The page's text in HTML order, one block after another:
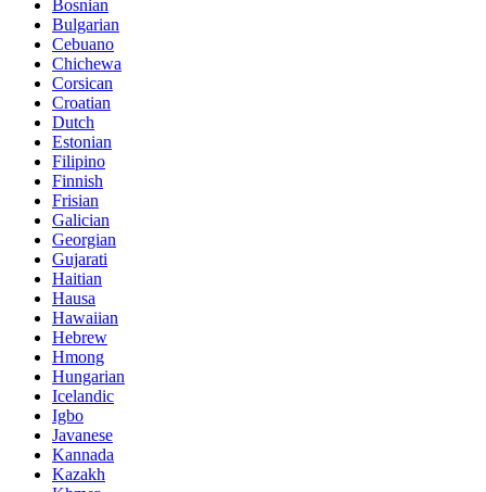
Bosnian
Bulgarian
Cebuano
Chichewa
Corsican
Croatian
Dutch
Estonian
Filipino
Finnish
Frisian
Galician
Georgian
Gujarati
Haitian
Hausa
Hawaiian
Hebrew
Hmong
Hungarian
Icelandic
Igbo
Javanese
Kannada
Kazakh